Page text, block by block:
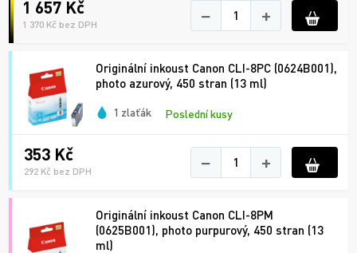
1 657 Kč
1 370 Kč bez DPH − +
Originální inkoust Canon CLI-8PC (0624B001),
photo azurový, 450 stran (13 ml)
1 zlaťák Poslední kusy
353 Kč
292 Kč bez DPH − +
Originální inkoust Canon CLI-8PM
(0625B001), photo purpurový, 450 stran (13
ml)